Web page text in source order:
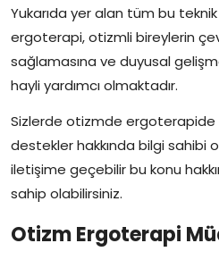
Yukarıda yer alan tüm bu
ergoterapi, otizmli bireylerin
sağlamasına ve duyusal
hayli yardımcı olmaktadır.
Sizlerde otizmde ergoterapide
destekler hakkında bilgi sahibi
iletişime geçebilir bu konu
sahip olabilirsiniz.
Otizm Ergoterapi